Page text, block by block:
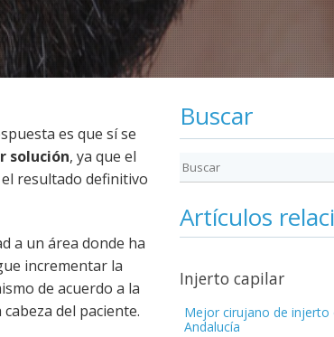
es que sí se
solución, ya que el
resultado definitivo
a un área donde ha
incrementar la
de acuerdo a la
del paciente.
Buscar
Artículos
Injerto capilar
Mejor cirujano de injerto
Andalucía